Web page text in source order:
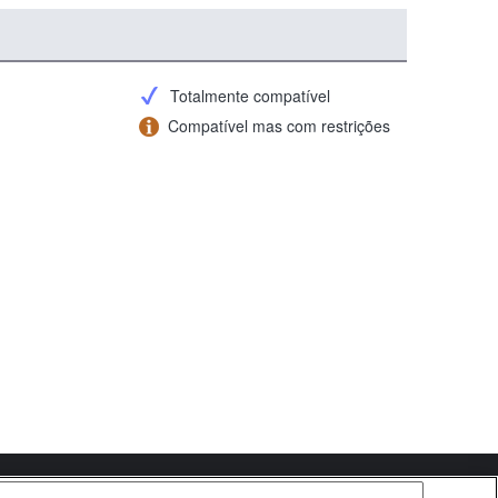
Totalmente compatível
Compatível mas com restrições
2026 Sony Corporation